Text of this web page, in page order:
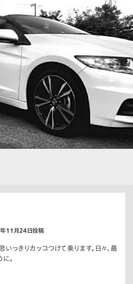
11月24日投稿
っきりカッコつけて乗ります。日々、最
。